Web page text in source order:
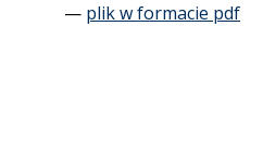
— plik w formacie pdf